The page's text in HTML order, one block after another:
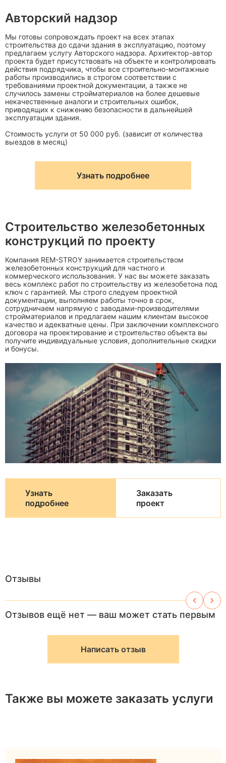
Авторский надзор
Мы готовы сопровождать проект на всех этапах
строительства до сдачи здания в эксплуатацию, поэтому
предлагаем услугу Авторского надзора. Архитектор-автор
проекта будет присутствовать на объекте и контролировать
действия подрядчика, чтобы все строительно-монтажные
работы производились в строгом соответствии с
требованиями проектной документации, а также не
случилось замены стройматериалов на более дешевые
некачественные аналоги и строительных ошибок,
приводящих к снижению безопасности в дальнейшей
эксплуатации здания.
Стоимость услуги от 50 000 руб. (зависит от количества
выездов в месяц)
Узнать подробнее
Строительство железобетонных
конструкций по проекту
Компания REM-STROY занимается строительством
железобетонных конструкций для частного и
коммерческого использования. У нас вы можете заказать
весь комплекс работ по строительству из железобетона под
ключ с гарантией. Мы строго следуем проектной
документации, выполняем работы точно в срок,
сотрудничаем напрямую с заводами-производителями
стройматериалов и предлагаем нашим клиентам высокое
качество и адекватные цены. При заключении комплексного
договора на проектирование и строительство объекта вы
получите индивидуальные условия, дополнительные скидки
и бонусы.
Узнать
подробнее
Заказать
проект
Отзывы
Отзывов ещё нет — ваш может стать первым
Написать отзыв
Также вы можете заказать услуги